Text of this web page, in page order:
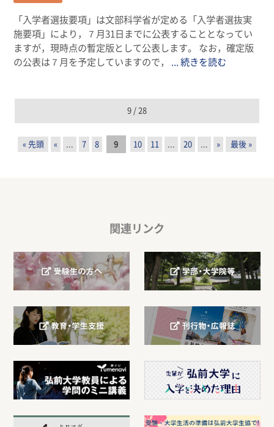
「入学者選抜要項」は文部科学省が定める「入学者選抜実
施要項」により，７月31日までに公表することとなってい
ますが，現時点の暫定版として公表します。 なお，確定版
の公表は７月を予定していますので，
... 続きを読む
9 / 28
« 先頭 « 7 8 9 10 11 20 » 最後 »
関連リンク